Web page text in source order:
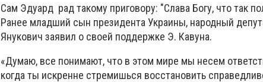
Сам Эдуард рад такому приговору: "Слава Богу, что так
Ранее младший сын президента Украины, народный
Янукович заявил о своей поддержке Э. Кавуна.
«Думаю, все понимают, что в этом мире мы несем
когда ты искренне стремишься восстановить